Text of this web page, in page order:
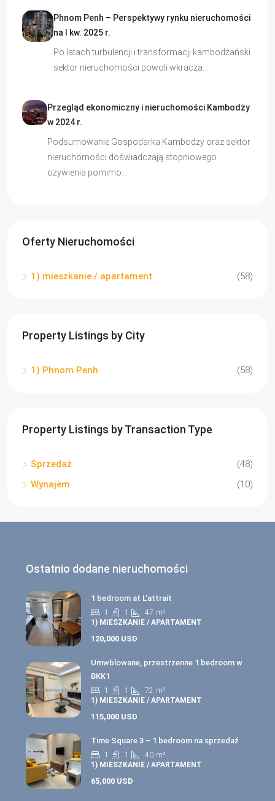
Phnom Penh – Perspektywy rynku nieruchomości
na I kw. 2025 r.
Po latach turbulencji i transformacji kambodżański
sektor nieruchomości powoli wkracza…
Przegląd ekonomiczny i nieruchomości Kambodży
w 2024 r.
Podsumowanie Gospodarka Kambodży oraz sektor
nieruchomości doświadczają stopniowego
ożywienia pomimo…
Oferty Nieruchomości
1) mieszkanie / apartament (58)
Property Listings by City
1) Phnom Penh (58)
Property Listings by Transaction Type
Sprzedaż
(48)
Wynajem
(10)
Ostatnio dodane nieruchomości
1 bedroom at L’attrait
1 1 47 m²
1) MIESZKANIE / APARTAMENT
120,000 USD
Umwblowane, przestrzenne 1 bedroom w
BKK1
1 1 72 m²
1) MIESZKANIE / APARTAMENT
115,000 USD
Time Square 3 – 1 bedroom na sprzedaź
1 1 40 m²
1) MIESZKANIE / APARTAMENT
65,000 USD